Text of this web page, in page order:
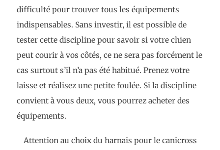
difficulté pour trouver tous les équipements
indispensables. Sans investir, il est possible de
tester cette discipline pour savoir si votre chien
peut courir à vos côtés, ce ne sera pas forcément le
cas surtout s’il n’a pas été habitué. Prenez votre
laisse et réalisez une petite foulée. Si la discipline
convient à vous deux, vous pourrez acheter des
équipements.
Attention au choix du harnais pour le canicross